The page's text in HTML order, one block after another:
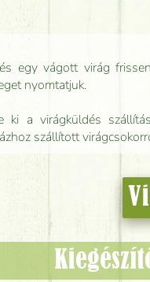
egy vágott virág
nyomtatjuk.
a virágküldés
szállított